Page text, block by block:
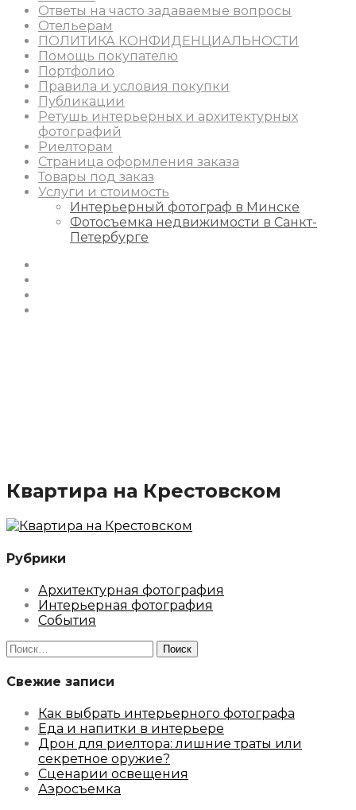
Ответы на часто задаваемые вопросы
Отельерам
ПОЛИТИКА КОНФИДЕНЦИАЛЬНОСТИ
Помощь покупателю
Портфолио
Правила и условия покупки
Публикации
Ретушь интерьерных и архитектурных
фотографий
Риелторам
Страница оформления заказа
Товары под заказ
Услуги и стоимость
Интерьерный фотограф в Минске
Фотосъемка недвижимости в Санкт-
Петербурге
Квартира на Крестовском
Рубрики
Архитектурная фотография
Интерьерная фотография
События
Найти:
Свежие записи
Как выбрать интерьерного фотографа
Еда и напитки в интерьере
Дрон для риелтора: лишние траты или
секретное оружие?
Сценарии освещения
Аэросъемка